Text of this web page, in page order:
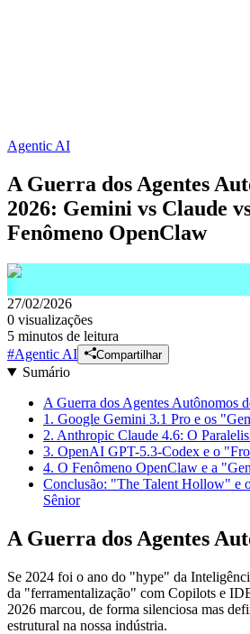
Agentic AI
A Guerra dos Agentes
2026: Gemini vs Claude
Fenômeno OpenClaw
27/02/2026
0 visualizações
5 minutos de leitura
#Agentic AI Compartilhar
Sumário
A Guerra dos Agentes Autônomos
1. Google Gemini 3.1 Pro e os
2. Anthropic Claude 4.6: O
3. OpenAI GPT-5.3-Codex e o
4. O Fenômeno OpenClaw e a
Conclusão: "The Talent Hollow" e
Sênior
A Guerra dos Agentes
Se 2024 foi o ano do "hype" da
da "ferramentalização" com Copilots e
2026 marcou, de forma silenciosa mas
estrutural na nossa indústria.